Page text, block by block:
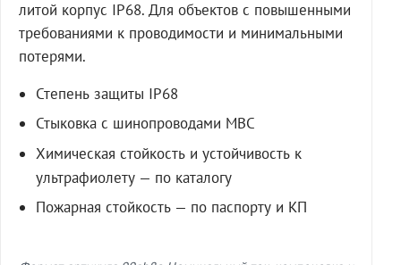
литой корпус IP68. Для объектов с повышенными
требованиями к проводимости и минимальными
потерями.
Степень защиты IP68
Стыковка с шинопроводами МВС
Химическая стойкость и устойчивость к
ультрафиолету — по каталогу
Пожарная стойкость — по паспорту и КП